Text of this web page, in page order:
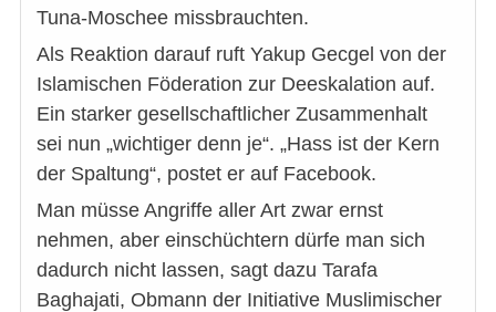
Tuna-Moschee missbrauchten.
Als Reaktion darauf ruft Yakup Gecgel von der
Islamischen Föderation zur Deeskalation auf.
Ein starker gesellschaftlicher Zusammenhalt
sei nun „wichtiger denn je“. „Hass ist der Kern
der Spaltung“, postet er auf Facebook.
Man müsse Angriffe aller Art zwar ernst
nehmen, aber einschüchtern dürfe man sich
dadurch nicht lassen, sagt dazu Tarafa
Baghajati, Obmann der Initiative Muslimischer